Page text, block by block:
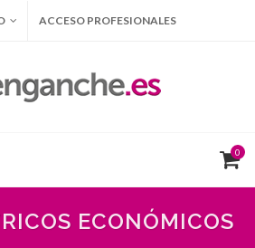
ACCESO PROFESIONALES
0
ECONÓMICOS